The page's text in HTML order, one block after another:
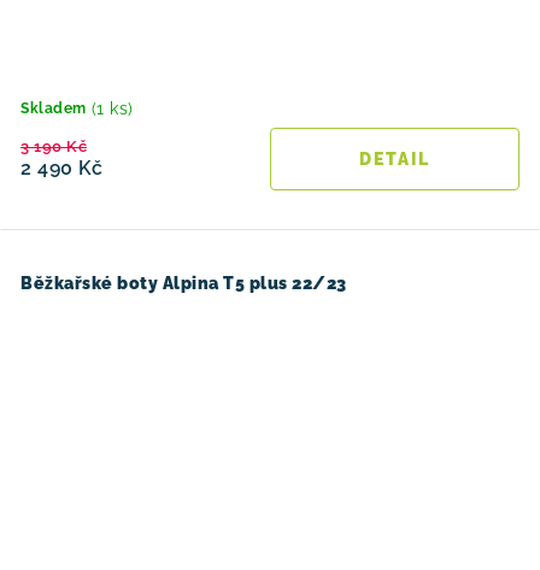
Skladem (1 ks)
2 490 Kč
3 190 Kč
Běžkařské boty Alpina T5 plus 22/23